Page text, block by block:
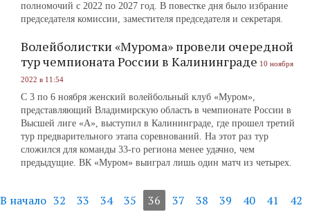
полномочий с 2022 по 2027 год. В повестке дня было избрание
председателя комиссии, заместителя председателя и секретаря.
Волейболистки «Мурома» провели очередной
тур чемпионата России в Калининграде 10 ноября
2022 в 11:54
С 3 по 6 ноября женский волейбольный клуб «Муром»,
представляющий Владимирскую область в чемпионате России в
Высшей лиге «А», выступил в Калининграде, где прошел третий
тур предварительного этапа соревнований. На этот раз тур
сложился для команды 33-го региона менее удачно, чем
предыдущие. ВК «Муром» выиграл лишь один матч из четырех.
В начало 32 33 34 35 36 37 38 39 40 41
42